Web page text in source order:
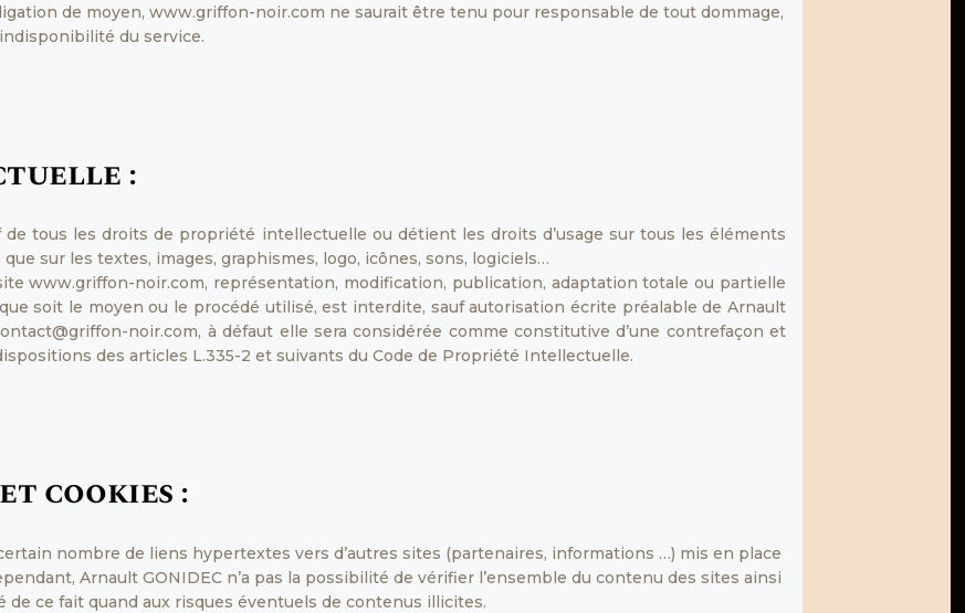
de moyen, www.griffon-noir.com ne saurait être tenu pour responsable de tout dommage,
du service.
:
tous les droits de propriété intellectuelle ou détient les droits d’usage sur tous les éléments
sur les textes, images, graphismes, logo, icônes, sons, logiciels…
www.griffon-noir.com, représentation, modification, publication, adaptation totale ou partielle
soit le moyen ou le procédé utilisé, est interdite, sauf autorisation écrite préalable de Arnault
noir.com, à défaut elle sera considérée comme constitutive d’une contrefaçon et
des articles L.335-2 et suivants du Code de Propriété Intellectuelle.
cookies :
nombre de liens hypertextes vers d’autres sites (partenaires, informations …) mis en place
Arnault GONIDEC n’a pas la possibilité de vérifier l’ensemble du contenu des sites ainsi
ce fait quand aux risques éventuels de contenus illicites.